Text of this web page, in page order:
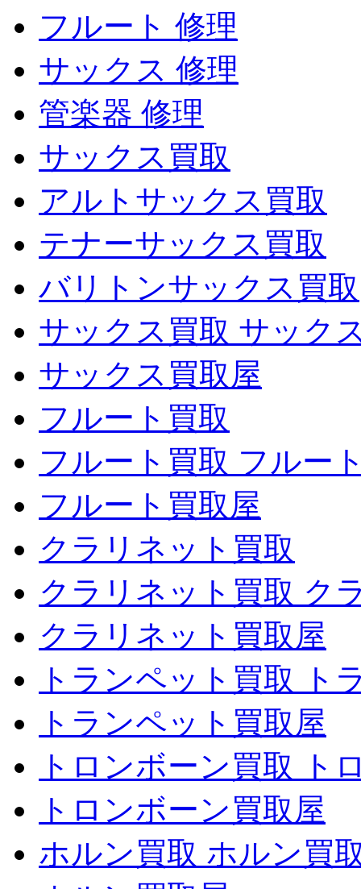
フルート 修理
サックス 修理
管楽器 修理
サックス買取
アルトサックス買取
テナーサックス買取
バリトンサックス買取
サックス買取 サック
サックス買取屋
フルート買取
フルート買取 フルー
フルート買取屋
クラリネット買取
クラリネット買取 ク
クラリネット買取屋
トランペット買取 ト
トランペット買取屋
トロンボーン買取 ト
トロンボーン買取屋
ホルン買取 ホルン買